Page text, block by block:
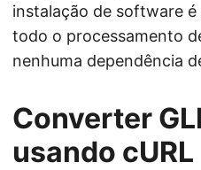
instalação de software
todo o processamento
nenhuma dependência
Converter
usando cURL